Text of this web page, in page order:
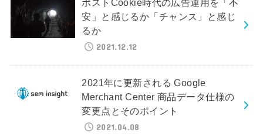
ポストCookie時代の広告運用を「不
安」と感じるか「チャンス」と感じ
るか
2021.12.12
2021年に更新される Google
Merchant Center 商品データ仕様の
変更点とそのポイント
2021.04.08